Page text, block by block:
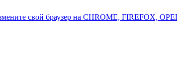
свой браузер на CHROME, FIREFOX,